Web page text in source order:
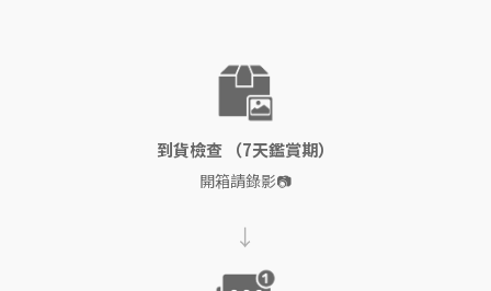
到貨檢查 （7天鑑賞期）
開箱請錄影📷
→